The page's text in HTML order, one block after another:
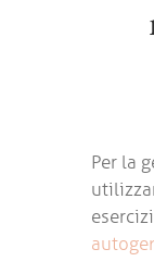
Per la